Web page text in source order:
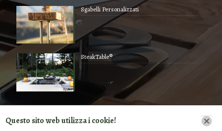
Sgabelli Personalizzati
SteakTable®
Contatti
Questo sito web utilizza i cookie!